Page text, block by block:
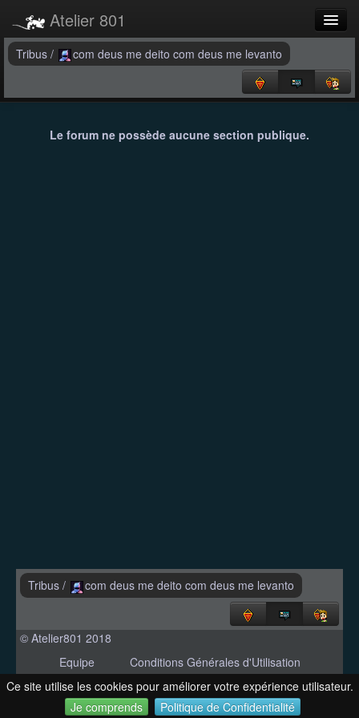
Ce site utilise les cookies pour améliorer votre expérience utilisateur.
Je comprends
Politique de Confidentialité
Atelier 801
Forums
Tribus / com deus me deito com deus me levanto
Le forum ne possède aucune section publique.
Tribus / com deus me deito com deus me levanto
© Atelier801 2018
Equipe
Conditions Générales d'Utilisation
Politique de Confidentialité
Contact
Version 1.27